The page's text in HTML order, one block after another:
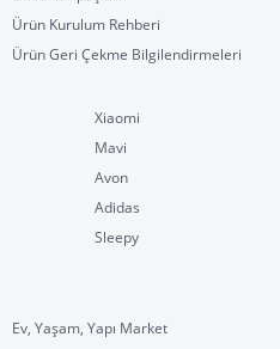
Ürün Kurulum Rehberi
Ürün Geri Çekme Bilgilendirmeleri
Xiaomi
Mavi
Avon
Adidas
Sleepy
Ev, Yaşam, Yapı Market